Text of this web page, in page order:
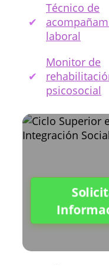
Técnico de
laboral
Monitor de
psicosocial